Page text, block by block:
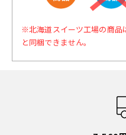
※北海道スイーツ工場の商品
と同梱できません。